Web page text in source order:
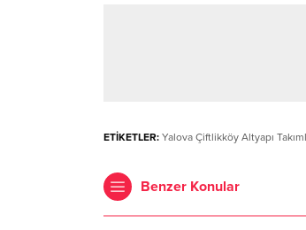
ETİKETLER: Yalova Çiftlikköy Altyapı
Benzer Konular